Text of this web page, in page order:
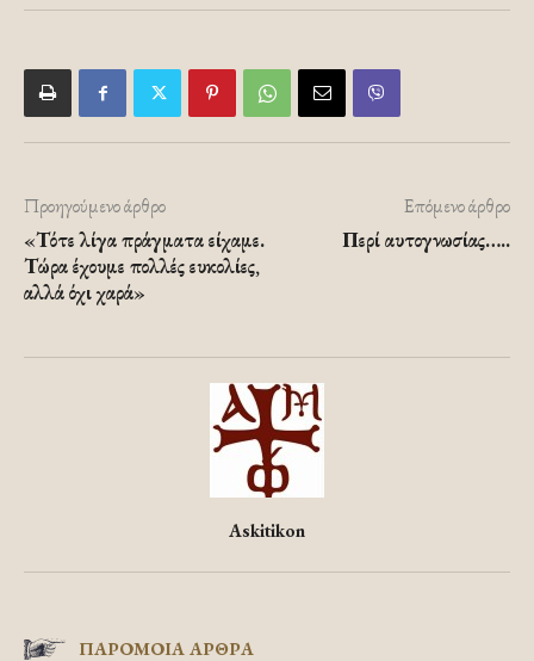
Προηγούμενο άρθρο
«Τότε λίγα πράγματα είχαμε.
Τώρα έχουμε πολλές ευκολίες,
αλλά όχι χαρά»
Επόμενο άρθρο
Περί αυτογνωσίας…..
Askitikon
ΠΑΡΟΜΟΙΑ ΑΡΘΡΑ